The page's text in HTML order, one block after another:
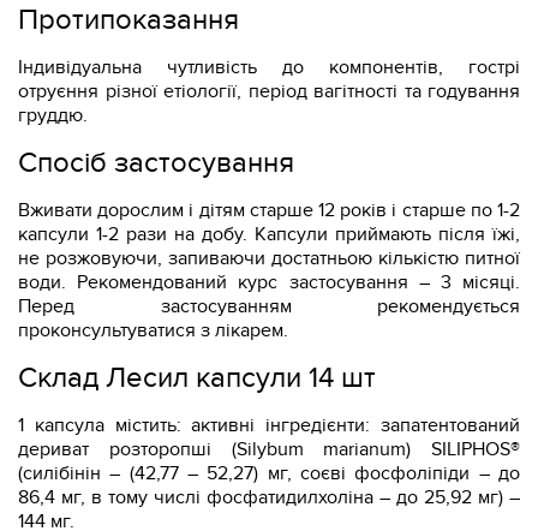
Протипоказання
Індивідуальна чутливість до компонентів, гострі
отруєння різної етіології, період вагітності та годування
груддю.
Спосіб застосування
Вживати дорослим і дітям старше 12 років і старше по 1-2
капсули 1-2 рази на добу. Капсули приймають після їжі,
не розжовуючи, запиваючи достатньою кількістю питної
води. Рекомендований курс застосування – 3 місяці.
Перед застосуванням рекомендується
проконсультуватися з лікарем.
Склад Лесил капсули 14 шт
1 капсула містить: активні інгредієнти: запатентований
дериват розторопші (Silybum marianum) SILIPHOS®
(силібінін – (42,77 – 52,27) мг, соєві фосфоліпіди – до
86,4 мг, в тому числі фосфатидилхоліна – до 25,92 мг) –
144 мг.